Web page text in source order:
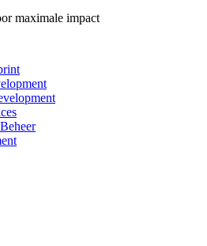
maximale impact